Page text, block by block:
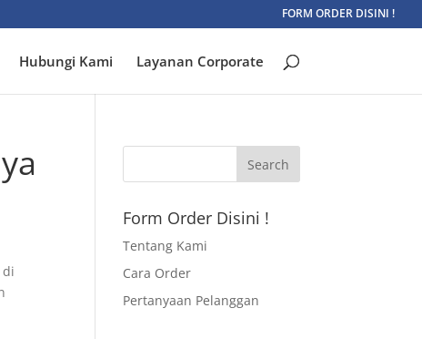
FORM ORDER DISINI !
Hubungi Kami Layanan Corporate
di
Form Order Disini !
Tentang Kami
Cara Order
Pertanyaan Pelanggan